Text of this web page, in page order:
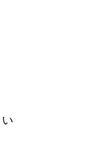
い